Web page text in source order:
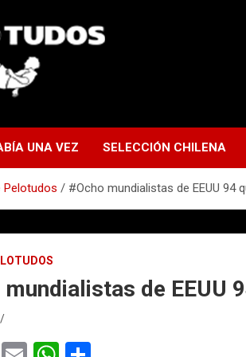
UNA VEZ SELECCIÓN CHILENA
#Ocho mundialistas de EEUU 94
mundialistas de EEUU